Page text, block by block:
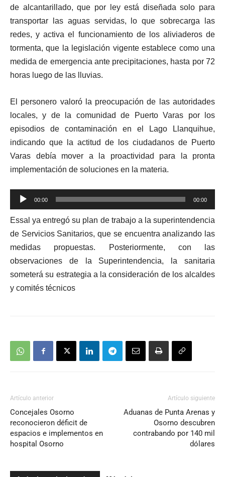
de alcantarillado, que por ley está diseñada solo para
transportar las aguas servidas, lo que sobrecarga las
redes, y activa el funcionamiento de los aliviaderos de
tormenta, que la legislación vigente establece como una
medida de emergencia ante precipitaciones, hasta por 72
horas luego de las lluvias.
El personero valoró la preocupación de las autoridades
locales, y de la comunidad de Puerto Varas por los
episodios de contaminación en el Lago Llanquihue,
indicando que la actitud de los ciudadanos de Puerto
Varas debía mover a la proactividad para la pronta
implementación de soluciones en la materia.
Reproductor
de
audio
00:00 00:00
Essal ya entregó su plan de trabajo a la superintendencia
de Servicios Sanitarios, que se encuentra analizando las
medidas propuestas. Posteriormente, con las
observaciones de la Superintendencia, la sanitaria
someterá su estrategia a la consideración de los alcaldes
y comités técnicos
Artículo anterior
Concejales Osorno
reconocieron déficit de
espacios e implementos en
hospital Osorno
Artículo siguiente
Aduanas de Punta Arenas y
Osorno descubren
contrabando por 140 mil
dólares